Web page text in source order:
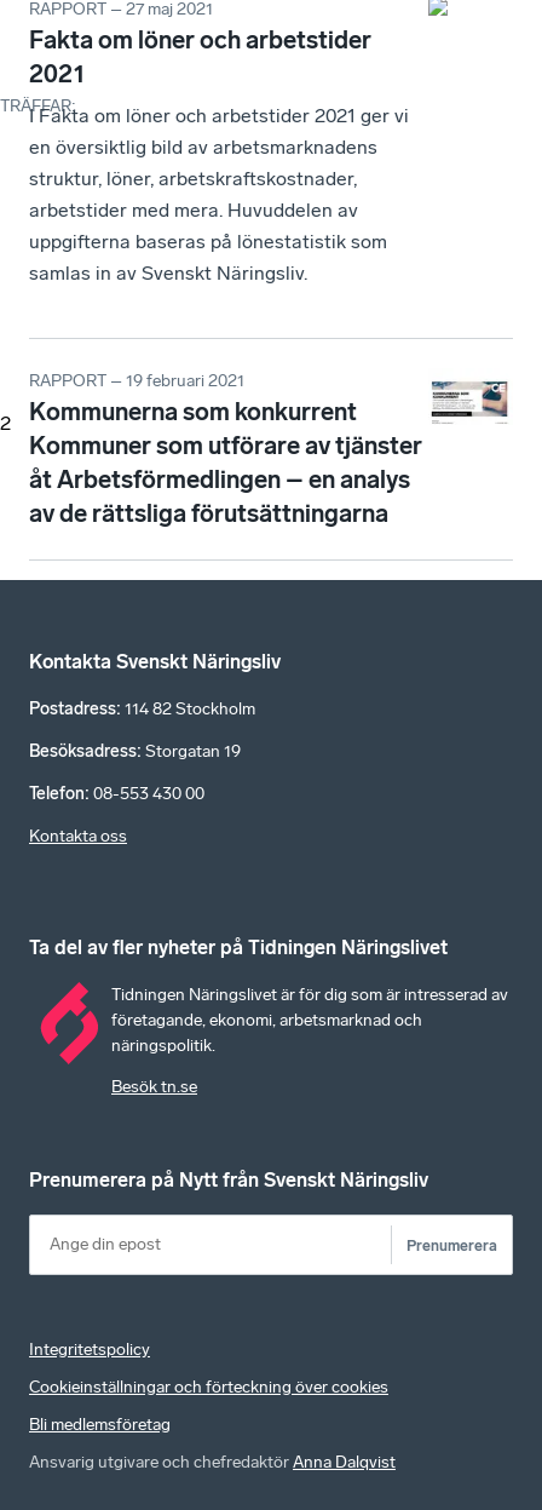
TRÄFFAR:
2
RAPPORT – 27 maj 2021
Fakta om löner och arbetstider
2021
I Fakta om löner och arbetstider 2021 ger vi
en översiktlig bild av arbetsmarknadens
struktur, löner, arbetskraftskostnader,
arbetstider med mera. Huvuddelen av
uppgifterna baseras på lönestatistik som
samlas in av Svenskt Näringsliv.
RAPPORT – 19 februari 2021
Kommunerna som konkurrent
Kommuner som utförare av tjänster
åt Arbetsförmedlingen – en analys
av de rättsliga förutsättningarna
Kontakta Svenskt Näringsliv
Postadress: 114 82 Stockholm
Besöksadress: Storgatan 19
Telefon: 08-553 430 00
Kontakta oss
Ta del av fler nyheter på Tidningen Näringslivet
Tidningen Näringslivet är för dig som är intresserad av
företagande, ekonomi, arbetsmarknad och
näringspolitik.
Besök tn.se
Prenumerera på Nytt från Svenskt Näringsliv
Prenumerera
Integritetspolicy
Cookieinställningar och förteckning över cookies
Bli medlemsföretag
Ansvarig utgivare och chefredaktörAnna Dalqvist